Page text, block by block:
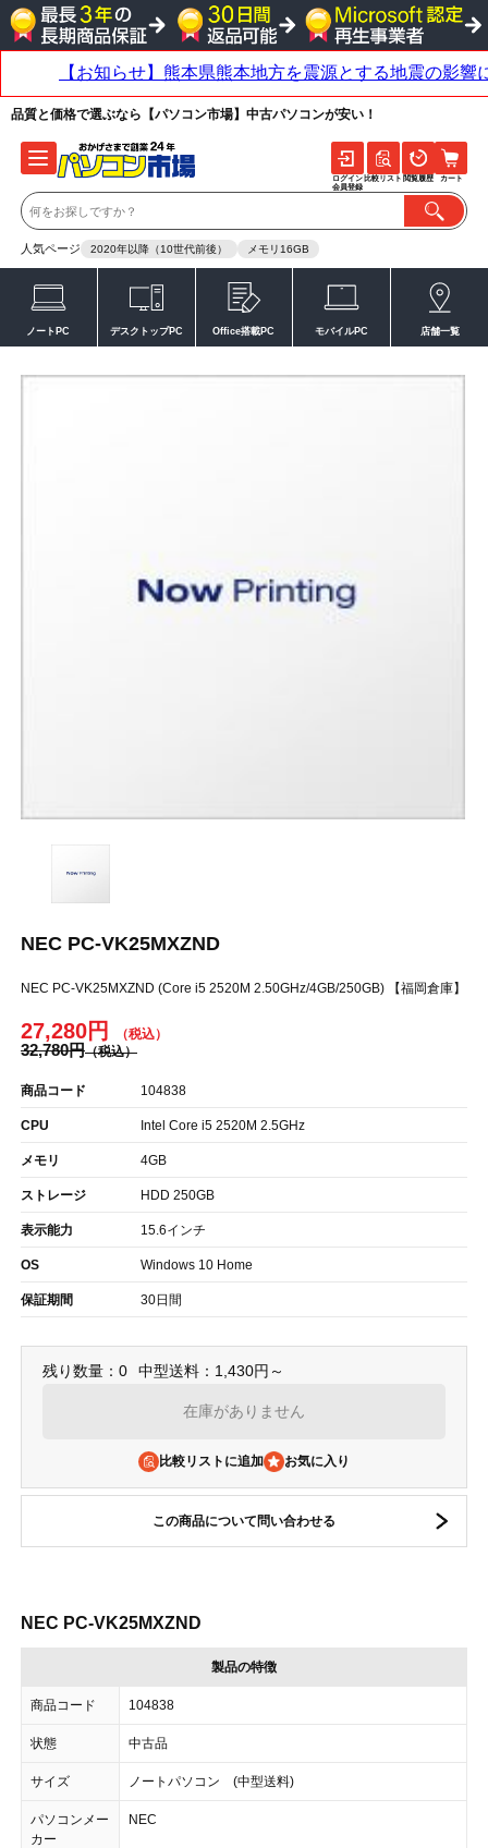
品質と価格で選ぶなら【パソコン市場】中古パソコンが安い！
人気ページ 2020年以降（10世代前後） メモリ16GB
ログイン
会員登録
比較リスト 閲覧履歴 カート
ノートPC デスクトップPC Office搭載PC モバイルPC 店舗一覧
NEC PC-VK25MXZND
NEC PC-VK25MXZND (Core i5 2520M 2.50GHz/4GB/250GB) 【福岡倉庫】
27,280円
32,780円
商品コード 104838
CPU Intel Core i5 2520M 2.5GHz
メモリ 4GB
ストレージ HDD 250GB
表示能力 15.6インチ
OS Windows 10 Home
保証期間 30日間
残り数量：0 中型送料：1,430円～
在庫がありません
比較リストに追加
この商品について問い合わせる
NEC PC-VK25MXZND
製品の特徴
商品コード 104838
状態 中古品
サイズ ノートパソコン (中型送料)
パソコンメー
カー
NEC